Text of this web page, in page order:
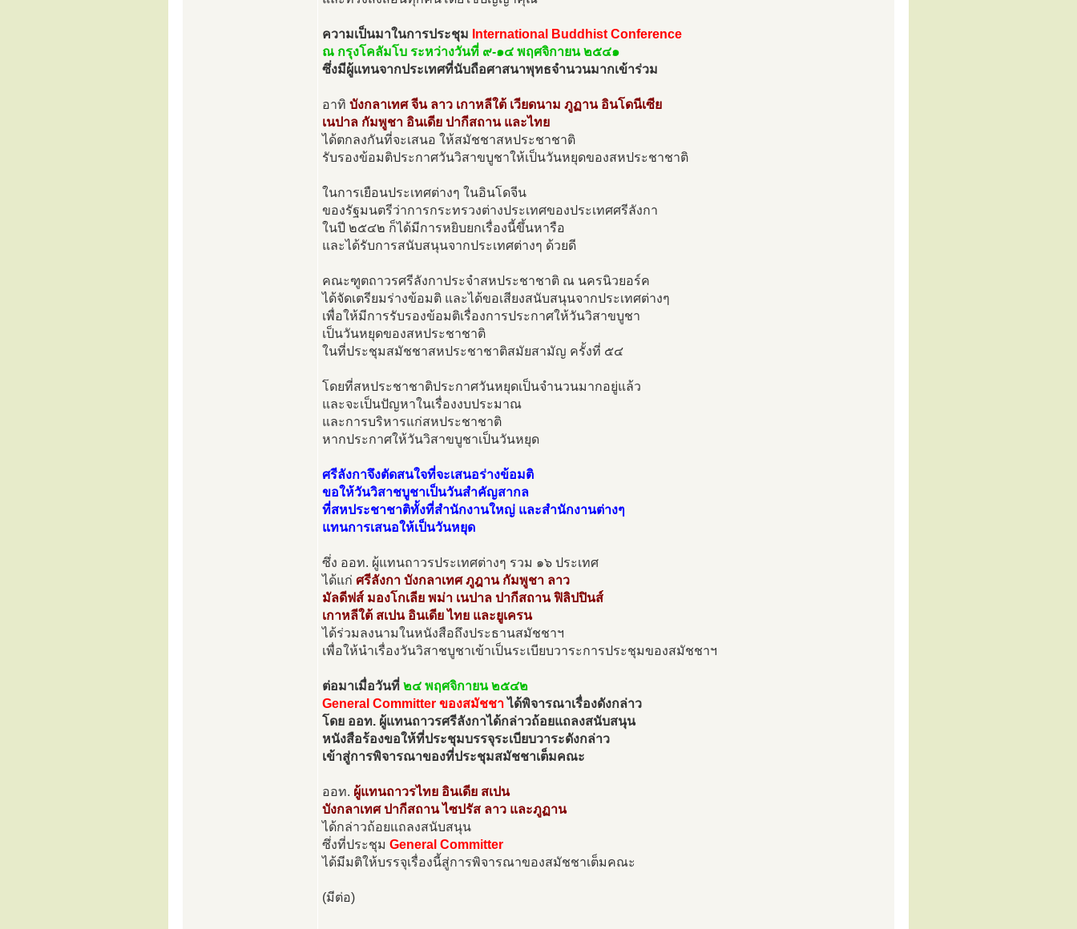
ความเป็นมาในการประชุม International Buddhist Conference
ณ กรุงโคลัมโบ ระหว่างวันที่ ๙-๑๔ พฤศจิกายน ๒๕๔๑
ซึ่งมีผู้แทนจากประเทศที่นับถือศาสนาพุทธจำนวนมากเข้าร่วม
อาทิ บังกลาเทศ จีน ลาว เกาหลีใต้ เวียดนาม ภูฏาน อินโดนีเซีย
เนปาล กัมพูชา อินเดีย ปากีสถาน และไทย
ได้ตกลงกันที่จะเสนอ ให้สมัชชาสหประชาชาติ
รับรองข้อมติประกาศวันวิสาขบูชาให้เป็นวันหยุดของสหประชาชาติ
ในการเยือนประเทศต่างๆ ในอินโดจีน
ของรัฐมนตรีว่าการกระทรวงต่างประเทศของประเทศศรีลังกา
ในปี ๒๕๔๒ ก็ได้มีการหยิบยกเรื่องนี้ขึ้นหารือ
และได้รับการสนับสนุนจากประเทศต่างๆ ด้วยดี
คณะฑูตถาวรศรีลังกาประจำสหประชาชาติ ณ นครนิวยอร์ค
ได้จัดเตรียมร่างข้อมติ และได้ขอเสียงสนับสนุนจากประเทศต่างๆ
เพื่อให้มีการรับรองข้อมติเรื่องการประกาศให้วันวิสาขบูชา
เป็นวันหยุดของสหประชาชาติ
ในที่ประชุมสมัชชาสหประชาชาติสมัยสามัญ ครั้งที่ ๕๔
โดยที่สหประชาชาติประกาศวันหยุดเป็นจำนวนมากอยู่แล้ว
และจะเป็นปัญหาในเรื่องงบประมาณ
และการบริหารแก่สหประชาชาติ
หากประกาศให้วันวิสาขบูชาเป็นวันหยุด
ศรีลังกาจึงตัดสนใจที่จะเสนอร่างข้อมติ
ขอให้วันวิสาชบูชาเป็นวันสำคัญสากล
ที่สหประชาชาติทั้งที่สำนักงานใหญ่ และสำนักงานต่างๆ
แทนการเสนอให้เป็นวันหยุด
ซึ่ง ออท. ผู้แทนถาวรประเทศต่างๆ รวม ๑๖ ประเทศ
ได้แก่ ศรีลังกา บังกลาเทศ ภูฎาน กัมพูชา ลาว
มัลดีฟส์ มองโกเลีย พม่า เนปาล ปากีสถาน ฟิลิปปินส์
เกาหลีใต้ สเปน อินเดีย ไทย และยูเครน
ได้ร่วมลงนามในหนังสือถึงประธานสมัชชาฯ
เพื่อให้นำเรื่องวันวิสาชบูชาเข้าเป็นระเบียบวาระการประชุมของสมัชชาฯ
ต่อมาเมื่อวันที่ ๒๔ พฤศจิกายน ๒๕๔๒
General Committer ของสมัชชาได้พิจารณาเรื่องดังกล่าว
โดย ออท. ผู้แทนถาวรศรีลังกาได้กล่าวถ้อยแถลงสนับสนุน
หนังสือร้องขอให้ที่ประชุมบรรจุระเบียบวาระดังกล่าว
เข้าสู่การพิจารณาของที่ประชุมสมัชชาเต็มคณะ
ออท. ผู้แทนถาวรไทย อินเดีย สเปน
บังกลาเทศ ปากีสถาน ไซปรัส ลาว และภูฏาน
ได้กล่าวถ้อยแถลงสนับสนุน
ซึ่งที่ประชุม General Committer
ได้มีมติให้บรรจุเรื่องนี้สู่การพิจารณาของสมัชชาเต็มคณะ
(มีต่อ)